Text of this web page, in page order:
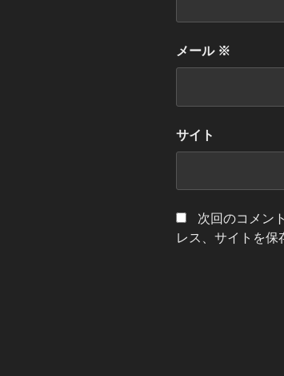
メール ※
サイト
次回のコメン
レス、サイトを保